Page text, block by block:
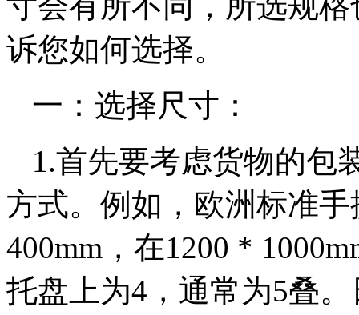
诉您如何选择。
一：选择尺寸：
1.首先要考虑货物的包
方式。例如，欧洲标准
400mm，在1200 *
托盘上为4，通常为5叠